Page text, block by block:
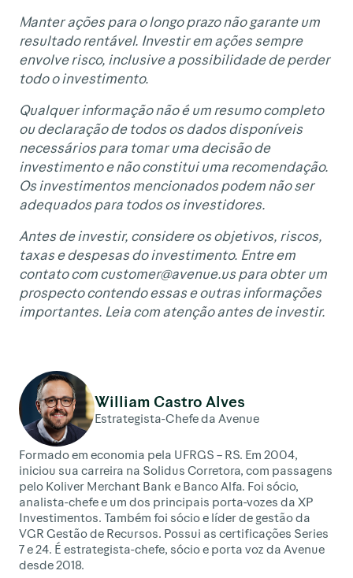
Manter ações para o longo prazo não garante um
resultado rentável. Investir em ações sempre
envolve risco, inclusive a possibilidade de perder
todo o investimento.
Qualquer informação não é um resumo completo
ou declaração de todos os dados disponíveis
necessários para tomar uma decisão de
investimento e não constitui uma recomendação.
Os investimentos mencionados podem não ser
adequados para todos os investidores.
Antes de investir, considere os objetivos, riscos,
taxas e despesas do investimento. Entre em
contato comcustomer@avenue.us para obter um
prospecto contendo essas e outras informações
importantes. Leia com atenção antes de investir.
William Castro Alves
Estrategista-Chefe da Avenue
Formado em economia pela UFRGS – RS. Em 2004,
iniciou sua carreira na Solidus Corretora, com passagens
pelo Koliver Merchant Bank e Banco Alfa. Foi sócio,
analista-chefe e um dos principais porta-vozes da XP
Investimentos. Também foi sócio e líder de gestão da
VGR Gestão de Recursos. Possui as certificações Series
7 e 24. É estrategista-chefe, sócio e porta voz da Avenue
desde 2018.